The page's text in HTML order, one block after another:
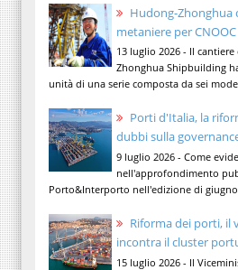
Hudong-Zhonghua
metaniere per CNOOC
13 luglio 2026 - Il
Zhonghua Shipbuilding
unità di una serie composta da sei
Porti d'Italia, la
dubbi sulla
9 luglio 2026 - Come
nell'approfondimento
Porto&Interporto nell'edizione di giugno
Riforma dei porti, il
incontra il cluster
15 luglio 2026 - Il